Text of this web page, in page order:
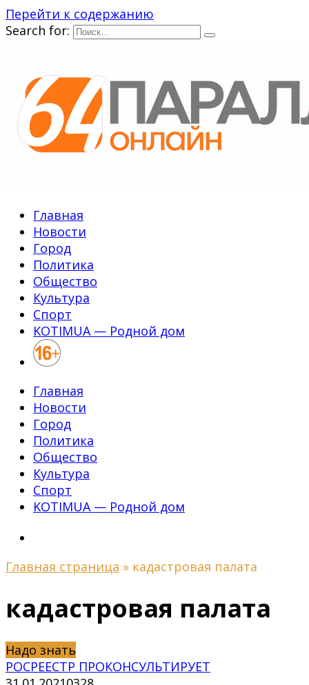
Перейти к содержанию
Search for:
Главная
Новости
Город
Политика
Общество
Культура
Спорт
KOTIMUA — Родной дом
Главная
Новости
Город
Политика
Общество
Культура
Спорт
KOTIMUA — Родной дом
Главная страница » кадастровая палата
кадастровая палата
Надо знать
РОСРЕЕСТР ПРОКОНСУЛЬТИРУЕТ